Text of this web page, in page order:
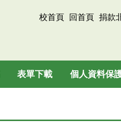
表單下載 個人資料保
校首頁 回首頁 捐款